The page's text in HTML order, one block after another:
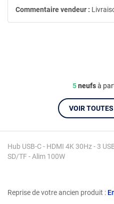
Reprise de votre ancien produit :
Hub USB-C - HDMI 4K 30Hz - 3
SD/TF - Alim 100W
5neufsà
VOIR
Commentaire vendeur :